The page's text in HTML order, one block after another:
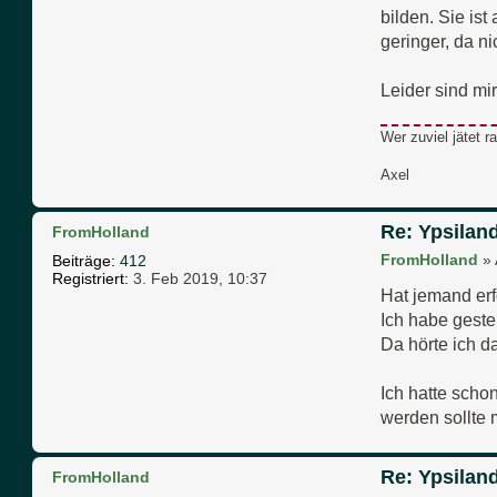
bilden. Sie ist
geringer, da
Leider sind
Wer zuviel jätet
Axel
FromHolland
Beiträge: 412
Registriert: 3. Feb 2019, 10:37
Re:
FromHolland »
Hat jemand
Ich habe
Da hörte ich
Ich hatte
werden sollte
FromHolland
Re: